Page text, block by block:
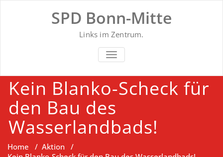
SPD Bonn-Mitte
Links im Zentrum.
SCHALTE NAVIGATION
Kein Blanko-Scheck für
den Bau des
Wasserlandbads!
Home / Aktion /